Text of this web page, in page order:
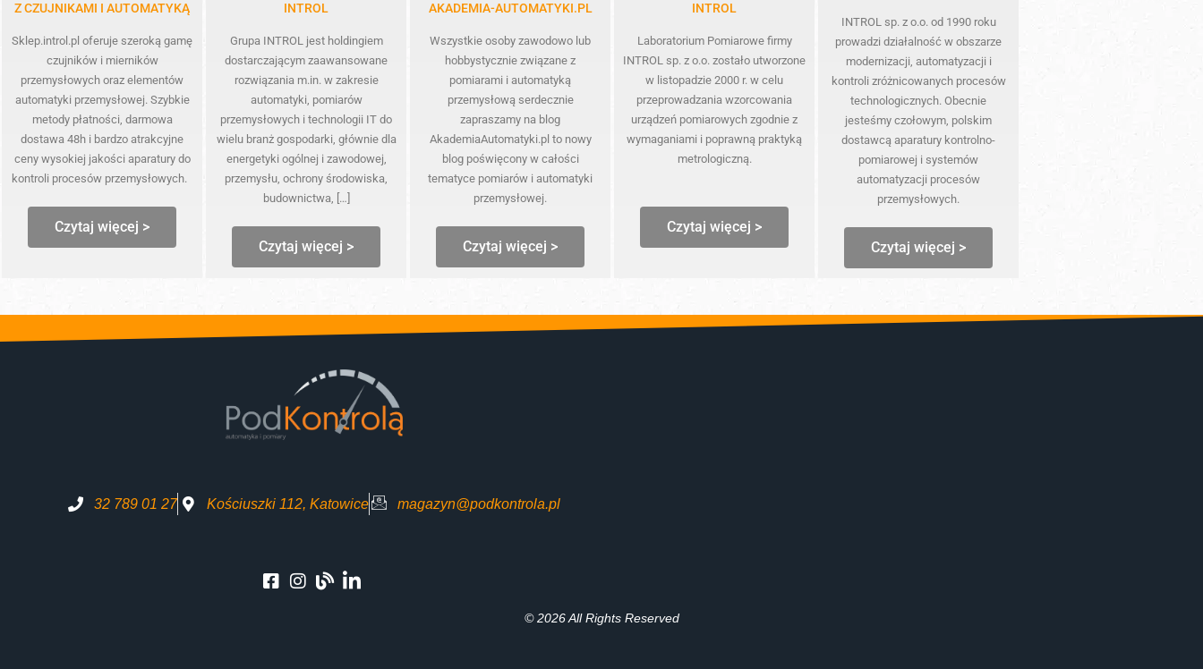
Z CZUJNIKAMI I AUTOMATYKĄ
Sklep.introl.pl oferuje szeroką gamę
czujników i mierników
przemysłowych oraz elementów
automatyki przemysłowej. Szybkie
metody płatności, darmowa
dostawa 48h i bardzo atrakcyjne
ceny wysokiej jakości aparatury do
kontroli procesów przemysłowych.
Czytaj więcej >
INTROL
Grupa INTROL jest holdingiem
dostarczającym zaawansowane
rozwiązania m.in. w zakresie
automatyki, pomiarów
przemysłowych i technologii IT do
wielu branż gospodarki, głównie dla
energetyki ogólnej i zawodowej,
przemysłu, ochrony środowiska,
budownictwa, […]
Czytaj więcej >
AKADEMIA-AUTOMATYKI.PL
Wszystkie osoby zawodowo lub
hobbystycznie związane z
pomiarami i automatyką
przemysłową serdecznie
zapraszamy na blog
AkademiaAutomatyki.pl to nowy
blog poświęcony w całości
tematyce pomiarów i automatyki
przemysłowej.
Czytaj więcej >
INTROL
Laboratorium Pomiarowe firmy
INTROL sp. z o.o. zostało utworzone
w listopadzie 2000 r. w celu
przeprowadzania wzorcowania
urządzeń pomiarowych zgodnie z
wymaganiami i poprawną praktyką
metrologiczną.
Czytaj więcej >
INTROL sp. z o.o. od 1990 roku
prowadzi działalność w obszarze
modernizacji, automatyzacji i
kontroli zróżnicowanych procesów
technologicznych. Obecnie
jesteśmy czołowym, polskim
dostawcą aparatury kontrolno-
pomiarowej i systemów
automatyzacji procesów
przemysłowych.
Czytaj więcej >
32 789 01 27 Kościuszki 112, Katowice magazyn@podkontrola.pl
© 2026 All Rights Reserved